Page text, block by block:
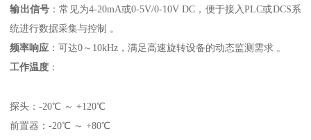
输出信号 ‌：常见为4-20mA或0-5V/0-10V DC，便于接入PLC或DCS系
统进行数据采集与控制 。
频率响应 ‌：可达0～10kHz，满足高速旋转设备的动态监测需求 。
工作温度 ‌：
探头：-20℃ ～ +120℃
前置器：-20℃ ～ +80℃